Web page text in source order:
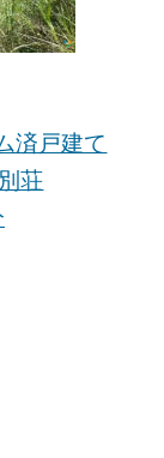
済戸建て
荘